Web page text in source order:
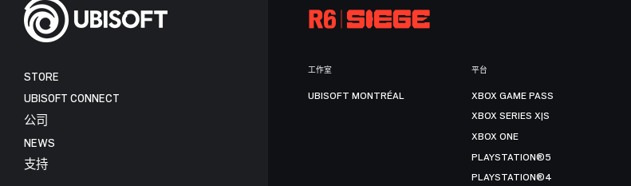
STORE
UBISOFT CONNECT
公司
NEWS
支持
工作室
UBISOFT MONTRÉAL
平台
XBOX GAME PASS
XBOX SERIES X|S
XBOX ONE
PLAYSTATION®5
PLAYSTATION®4